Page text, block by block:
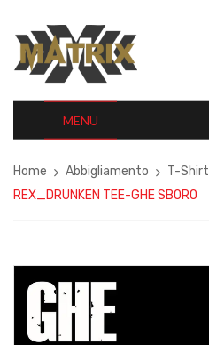
MENU
Home Abbigliamento T-Shirt
REX_DRUNKEN TEE-GHE SBORO